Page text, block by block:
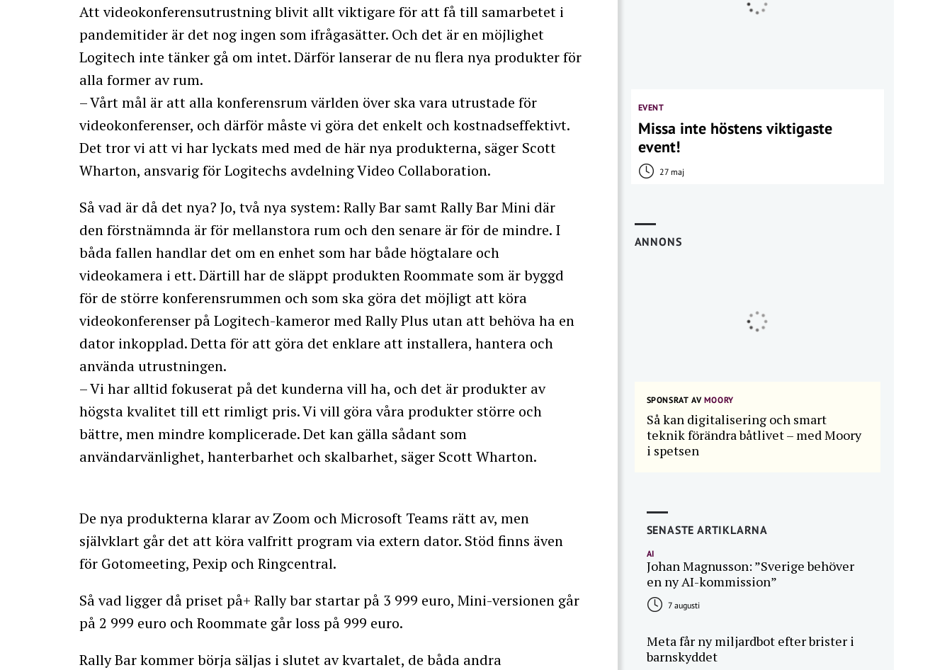
Att videokonferensutrustning blivit allt viktigare för att få till samarbetet i
pandemitider är det nog ingen som ifrågasätter. Och det är en möjlighet
Logitech inte tänker gå om intet. Därför lanserar de nu flera nya produkter för
alla former av rum.
– Vårt mål är att alla konferensrum världen över ska vara utrustade för
videokonferenser, och därför måste vi göra det enkelt och kostnadseffektivt.
Det tror vi att vi har lyckats med med de här nya produkterna, säger Scott
Wharton, ansvarig för Logitechs avdelning Video Collaboration.
Så vad är då det nya? Jo, två nya system: Rally Bar samt Rally Bar Mini där
den förstnämnda är för mellanstora rum och den senare är för de mindre. I
båda fallen handlar det om en enhet som har både högtalare och
videokamera i ett. Därtill har de släppt produkten Roommate som är byggd
för de större konferensrummen och som ska göra det möjligt att köra
videokonferenser på Logitech-kameror med Rally Plus utan att behöva ha en
dator inkopplad. Detta för att göra det enklare att installera, hantera och
använda utrustningen.
– Vi har alltid fokuserat på det kunderna vill ha, och det är produkter av
högsta kvalitet till ett rimligt pris. Vi vill göra våra produkter större och
bättre, men mindre komplicerade. Det kan gälla sådant som
användarvänlighet, hanterbarhet och skalbarhet, säger Scott Wharton.
De nya produkterna klarar av Zoom och Microsoft Teams rätt av, men
självklart går det att köra valfritt program via extern dator. Stöd finns även
för Gotomeeting, Pexip och Ringcentral.
Så vad ligger då priset på+ Rally bar startar på 3 999 euro, Mini-versionen går
på 2 999 euro och Roommate går loss på 999 euro.
Rally Bar kommer börja säljas i slutet av kvartalet, de båda andra
EVENT
Missa inte höstens viktigaste
event!
27 maj
ANNONS
SPONSRAT AVMOORY
Så kan digitalisering och smart
teknik förändra båtlivet – med Moory
i spetsen
SENASTE ARTIKLARNA
AI
Johan Magnusson: ”Sverige behöver
en ny AI-kommission”
7 augusti
Meta får ny miljardbot efter brister i
barnskyddet